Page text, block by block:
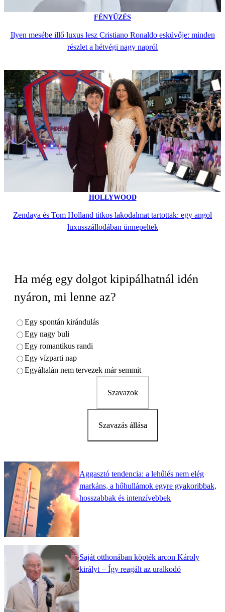
FÉNYŰZÉS
Ilyen mesébe illő luxus lesz Cristiano Ronaldo esküvője: minden
részlet a hétvégi nagy napról
HOLLYWOOD
Zendaya és Tom Holland titkos lakodalmat tartottak: egy angol
luxusszállodában ünnepeltek
Ha még egy dolgot kipipálhatnál idén
nyáron, mi lenne az?
Egy spontán kirándulás
Egy nagy buli
Egy romantikus randi
Egy vízparti nap
Egyáltalán nem tervezek már semmit
Szavazok
Szavazás állása
Aggasztó tendencia: a lehűlés nem elég
markáns, a hőhullámok egyre gyakoribbak,
hosszabbak és intenzívebbek
Saját otthonában köpték arcon Károly
királyt − Így reagált az uralkodó